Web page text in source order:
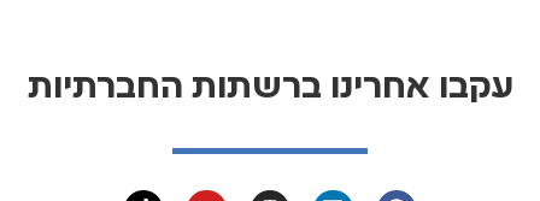
עקבו אחרינו ברשתות החברתיות